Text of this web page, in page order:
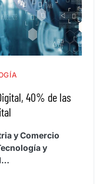
40% de las
y Comercio
y